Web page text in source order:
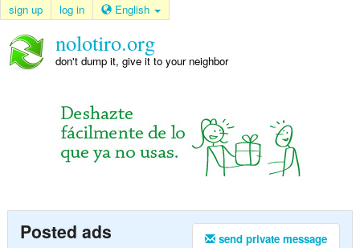
sign up log in English
nolotiro.org
don't dump it, give it to your neighbor
send private message
Posted ads